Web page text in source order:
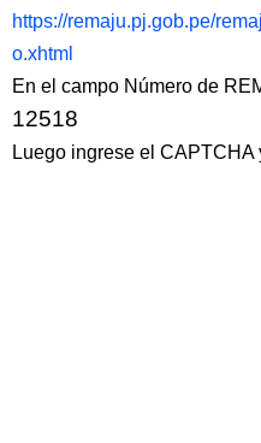
https://remaju.pj.gob.pe/
o.xhtml
En el campo Número de
12518
Luego ingrese el